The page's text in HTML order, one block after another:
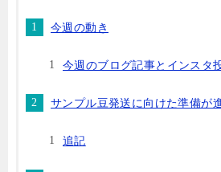
今週の動き
今週のブログ記事とインスタ
サンプル豆発送に向けた準備が
追記